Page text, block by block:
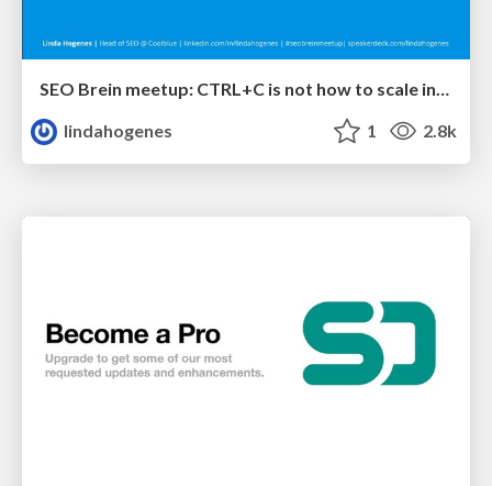
SEO Brein meetup: CTRL+C is not how to scale international SEO
lindahogenes
1 2.8k